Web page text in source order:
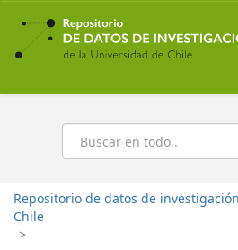
Ir
contenido
principal
Buscar
Repositorio de datos de
Chile
>